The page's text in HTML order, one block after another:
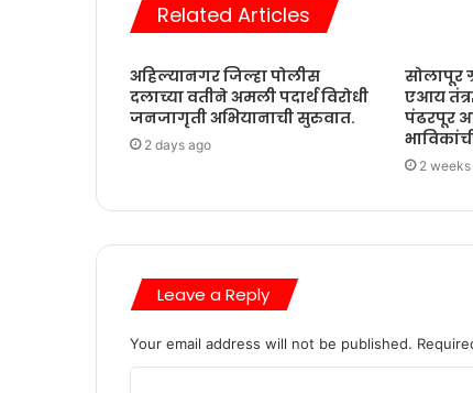
Related Articles
अहिल्यानगर जिल्हा पोलीस
दलाच्या वतीने अमली पदार्थ विरोधी
जनजागृती अभियानाची सुरुवात.
2 days ago
सोलापूर
एआय
पंढरपूर
2
Leave a Reply
Your email address will not be published.